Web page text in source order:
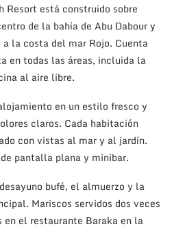
Resort está construido sobre
de la bahía de Abu Dabour y
la costa del mar Rojo. Cuenta
en todas las áreas, incluida la
al aire libre.
en un estilo fresco y
claros. Cada habitación
con vistas al mar y al jardín.
pantalla plana y minibar.
bufé, el almuerzo y la
Mariscos servidos dos veces
en el restaurante Baraka en la